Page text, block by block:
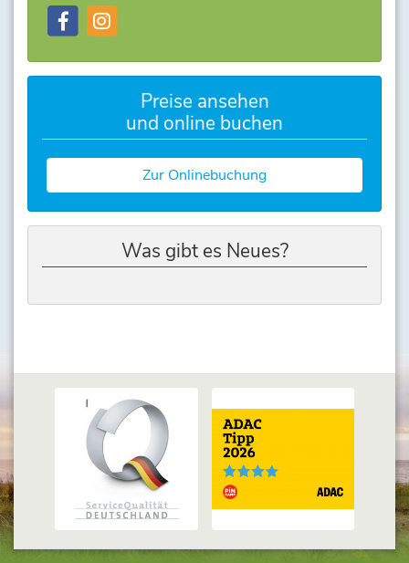
Preise ansehen
und online buchen
Zur Onlinebuchung
Was gibt es Neues?